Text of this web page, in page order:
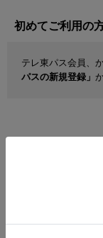
初めてご利用の
テレ東パス会員、
パスの新規登録」
テレ東パスの会員